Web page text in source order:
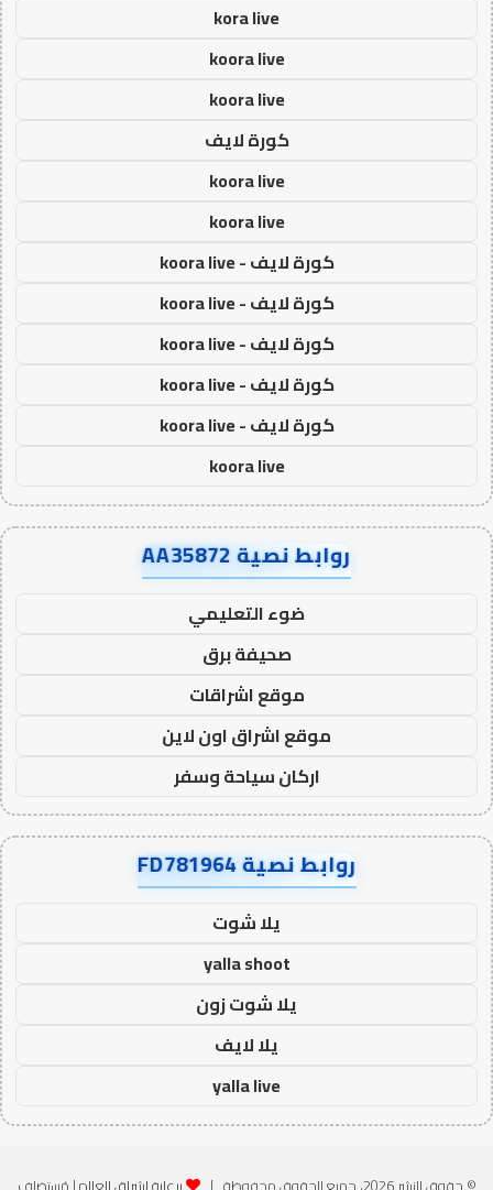
kora live
koora live
koora live
كورة لايف
koora live
koora live
كورة لايف - koora live
كورة لايف - koora live
كورة لايف - koora live
كورة لايف - koora live
كورة لايف - koora live
koora live
روابط نصية AA35872
ضوء التعليمي
صحيفة برق
موقع اشراقات
موقع اشراق اون لاين
اركان سياحة وسفر
روابط نصية FD781964
يلا شوت
yalla shoot
يلا شوت زون
يلا لايف
yalla live